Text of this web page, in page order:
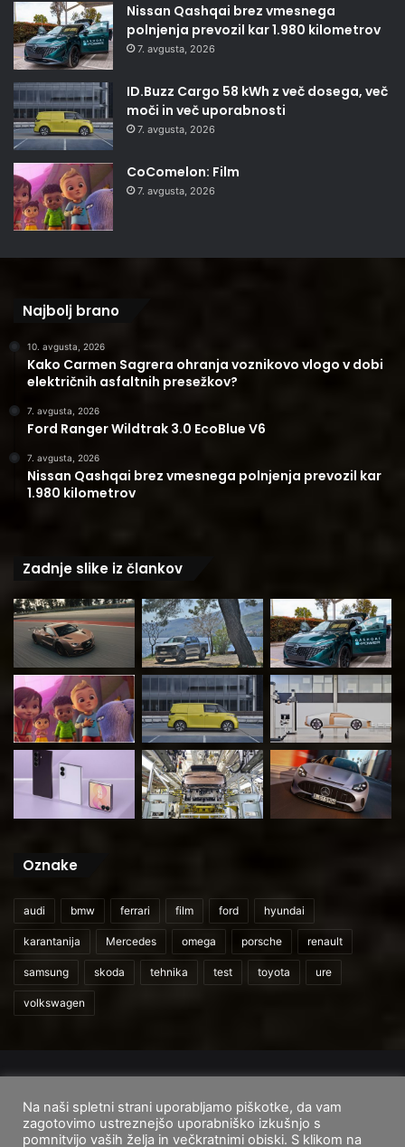
Nissan Qashqai brez vmesnega
polnjenja prevozil kar 1.980 kilometrov
7. avgusta, 2026
ID.Buzz Cargo 58 kWh z več dosega, več
moči in več uporabnosti
7. avgusta, 2026
CoComelon: Film
7. avgusta, 2026
Najbolj brano
10. avgusta, 2026
Kako Carmen Sagrera ohranja voznikovo vlogo v dobi
električnih asfaltnih presežkov?
7. avgusta, 2026
Ford Ranger Wildtrak 3.0 EcoBlue V6
7. avgusta, 2026
Nissan Qashqai brez vmesnega polnjenja prevozil kar
1.980 kilometrov
Zadnje slike iz člankov
Oznake
audi bmw ferrari film ford hyundai
karantanija Mercedes omega porsche renault
samsung skoda tehnika test toyota ure
volkswagen
Domov
O nas Cenik storitev Pogoji uporabe
Na naši spletni strani uporabljamo piškotke, da vam
zagotovimo ustreznejšo uporabniško izkušnjo s
pomnitvijo vaših želja in večkratnimi obiski. S klikom na